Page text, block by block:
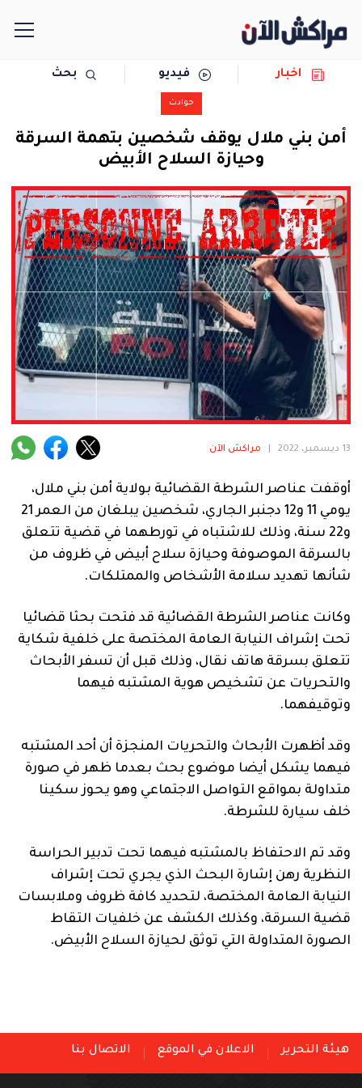
مجتمع
رياضة
حوادث
دولية
المرأة
فنية
منوعة
آراء
اخبار فيديو بحث
حوادث
أمن بني ملال يوقف شخصين بتهمة السرقة
وحيازة السلاح الأبيض
13 ديسمبر، 2022 مراكش الآن
أوقفت عناصر الشرطة القضائية بولاية أمن بني ملال،
يومي 11 و12 دجنبر الجاري، شخصين يبلغان من العمر 21
و22 سنة، وذلك للاشتباه في تورطهما في قضية تتعلق
بالسرقة الموصوفة وحيازة سلاح أبيض في ظروف من
شأنها تهديد سلامة الأشخاص والممتلكات.
وكانت عناصر الشرطة القضائية قد فتحت بحثا قضائيا
تحت إشراف النيابة العامة المختصة على خلفية شكاية
تتعلق بسرقة هاتف نقال، وذلك قبل أن تسفر الأبحاث
والتحريات عن تشخيص هوية المشتبه فيهما
وتوقيفهما.
وقد أظهرت الأبحاث والتحريات المنجزة أن أحد المشتبه
فيهما يشكل أيضا موضوع بحث بعدما ظهر في صورة
متداولة بمواقع التواصل الاجتماعي وهو يحوز سكينا
خلف سيارة للشرطة.
وقد تم الاحتفاظ بالمشتبه فيهما تحت تدبير الحراسة
النظرية رهن إشارة البحث الذي يجري تحت إشراف
النيابة العامة المختصة، لتحديد كافة ظروف وملابسات
قضية السرقة، وكذلك الكشف عن خلفيات التقاط
الصورة المتداولة التي توثق لحيازة السلاح الأبيض.
هيئة التحرير الاعلان في الموقع الاتصال بنا